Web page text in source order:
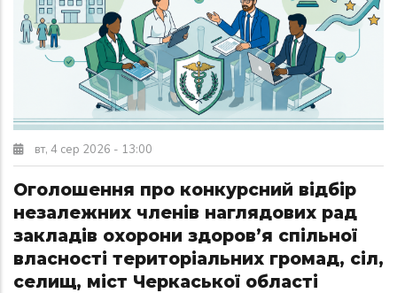
вт, 4 сер 2026 - 13:00
Оголошення про конкурсний відбір
незалежних членів наглядових рад
закладів охорони здоров’я спільної
власності територіальних громад, сіл,
селищ, міст Черкаської області